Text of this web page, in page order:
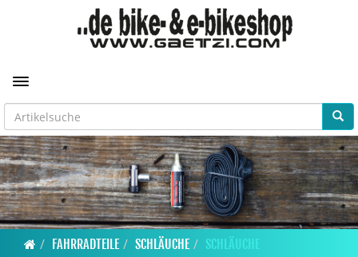
Toggle navigation
FAHRRADTEILE SCHLÄUCHE SCHLÄUCHE